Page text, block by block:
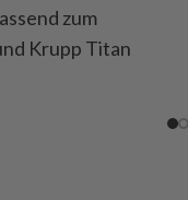
zum
Krupp Titan